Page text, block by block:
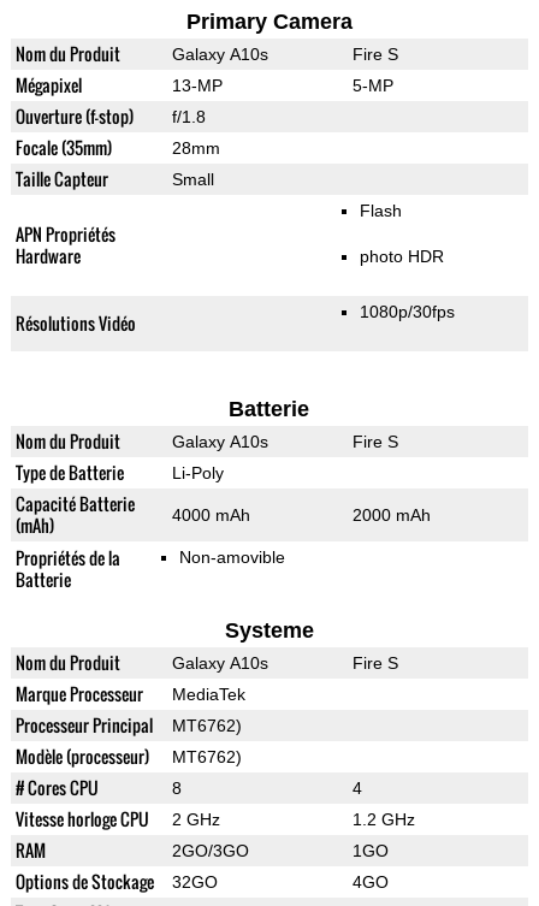
Primary Camera
Nom du Produit Galaxy A10s Fire S
Mégapixel 13-MP 5-MP
Ouverture (f-stop) f/1.8
Focale (35mm) 28mm
Taille Capteur Small
APN Propriétés
Hardware
Flash
photo HDR
Résolutions Vidéo 1080p/30fps
Batterie
Nom du Produit Galaxy A10s Fire S
Type de Batterie Li-Poly
Capacité Batterie
(mAh)
4000 mAh 2000 mAh
Propriétés de la
Batterie
Non-amovible
Systeme
Nom du Produit Galaxy A10s Fire S
Marque Processeur MediaTek
Processeur Principal MT6762)
Modèle (processeur) MT6762)
# Cores CPU 8 4
Vitesse horloge CPU 2 GHz 1.2 GHz
RAM 2GO/3GO 1GO
Options de Stockage 32GO 4GO